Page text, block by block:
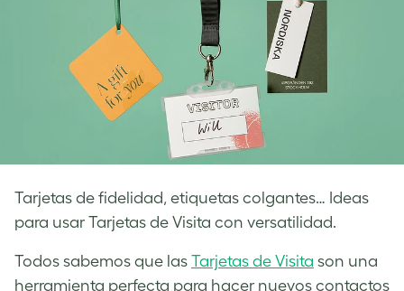
Tarjetas de fidelidad, etiquetas colgantes… Ideas
para usar Tarjetas de Visita con versatilidad.
Todos sabemos que las Tarjetas de Visita son una
herramienta perfecta para hacer nuevos contactos